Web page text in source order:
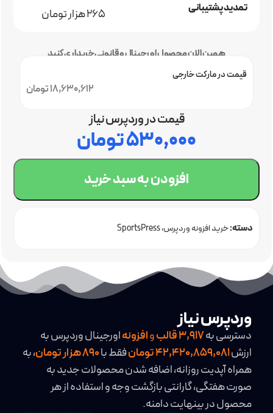
تمدید پشتیبانی 265 هزار تومان
همین الان محصول اورجینال و قانونی خریداری کنید
18,630,612 تومان
قیمت در مارکت خارجی
قیمت در وردپرس نیاز
۵۳۰,۰۰۰تومان
افزودن به سبد خرید
دسته:خرید افزونه وردپرس SportsPress
وردپرس نیاز
دسترسی به3,917قالبوافزونهاورجینال وردپرس به
ارزش42,420,859,081 تومان فقط با
، به
همراه آپدیت روزانه، اضافه شدن محصولات جدید به
صورت هفتگی، گارانتی بازگشت وجه و استفاده از هر
محصول در بینهایت دامنه.